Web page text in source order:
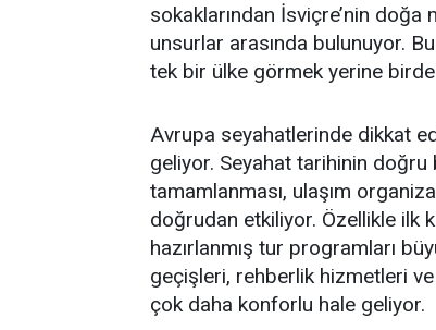
sokaklarından İsviçre’nin doğa
unsurlar arasında bulunuyor.
tek bir ülke görmek yerine
Avrupa seyahatlerinde dikkat
geliyor. Seyahat tarihinin
tamamlanması, ulaşım
doğrudan etkiliyor. Özellikle ilk
hazırlanmış tur programları
geçişleri, rehberlik hizmetleri
çok daha konforlu hale geliyor.